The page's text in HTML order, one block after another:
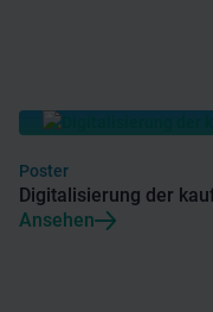
Poster
Digitalisierung der
Ansehen